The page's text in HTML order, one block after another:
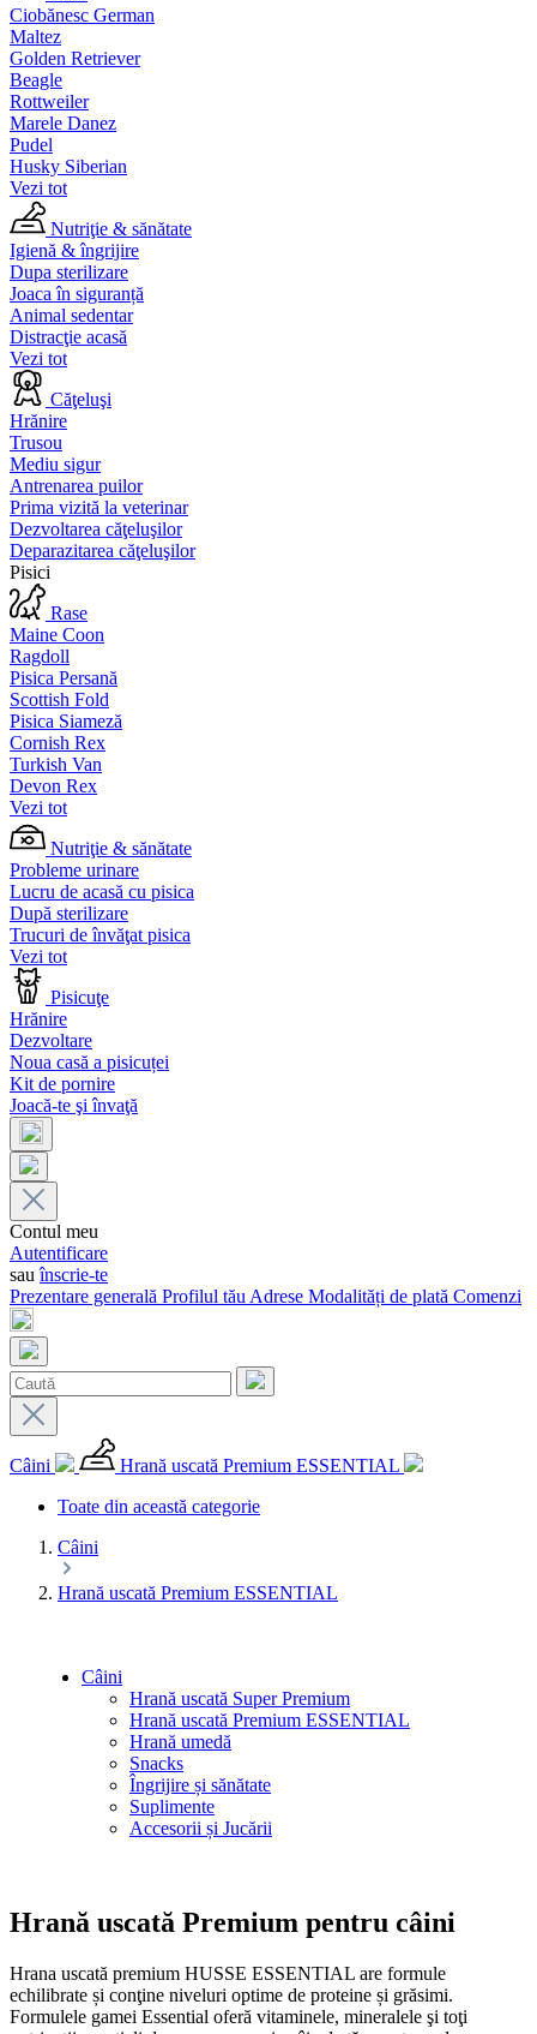
Ciobănesc German
Maltez
Golden Retriever
Beagle
Rottweiler
Marele Danez
Pudel
Husky Siberian
Vezi tot
Nutriţie & sănătate
Igienă & îngrijire
Dupa sterilizare
Joaca în siguranță
Animal sedentar
Distracţie acasă
Vezi tot
Căţeluşi
Hrănire
Trusou
Mediu sigur
Antrenarea puilor
Prima vizită la veterinar
Dezvoltarea căţeluşilor
Deparazitarea căţeluşilor
Pisici
Rase
Maine Coon
Ragdoll
Pisica Persană
Scottish Fold
Pisica Siameză
Cornish Rex
Turkish Van
Devon Rex
Vezi tot
Nutriţie & sănătate
Probleme urinare
Lucru de acasă cu pisica
După sterilizare
Trucuri de învăţat pisica
Vezi tot
Pisicuţe
Hrănire
Dezvoltare
Noua casă a pisicuței
Kit de pornire
Joacă-te şi învaţă
Contul meu
Autentificare
sauînscrie-te
Prezentare generală Profilul tău Adrese Modalități de plată Comenzi
Câini
Hrană uscată Premium ESSENTIAL
Toate din această categorie
Câini
Hrană uscată Premium ESSENTIAL
Câini
Hrană uscată Super Premium
Hrană uscată Premium ESSENTIAL
Hrană umedă
Snacks
Îngrijire și sănătate
Suplimente
Accesorii și Jucării
Hrană uscată Premium pentru câini
Hrana uscată premium HUSSE ESSENTIAL are formule
echilibrate și conţine niveluri optime de proteine și grăsimi.
Formulele gamei Essential oferă vitaminele, mineralele şi toţi